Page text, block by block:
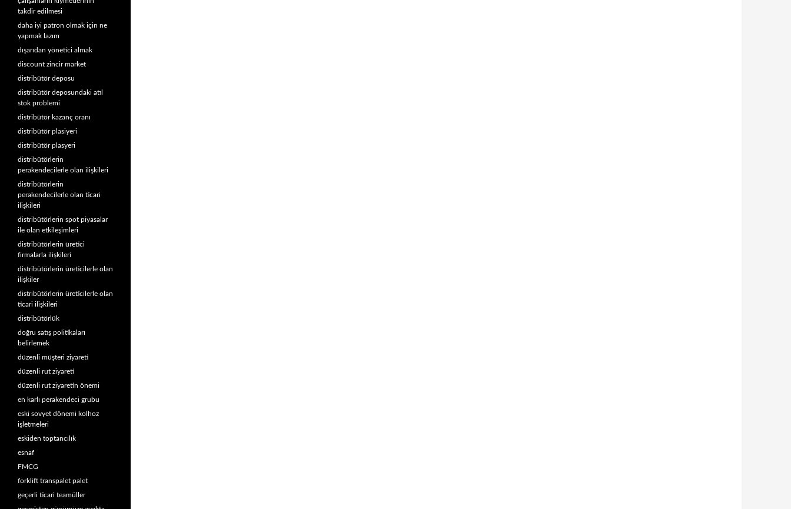
takdir edilmesi
daha iyi patron olmak için ne
yapmak lazım
dışarıdan yönetici almak
discount zincir market
distribütör deposu
distribütör deposundaki atıl
stok problemi
distribütör kazanç oranı
distribütör plasiyeri
distribütör plasyeri
distribütörlerin
perakendecilerle olan ilişkileri
distribütörlerin
perakendecilerle olan ticari
ilişkileri
distribütörlerin spot piyasalar
ile olan etkileşimleri
distribütörlerin üretici
firmalarla ilişkileri
distribütörlerin üreticilerle olan
ilişkiler
distribütörlerin üreticilerle olan
ticari ilişkileri
distribütörlük
doğru satış politikaları
belirlemek
düzenli müşteri ziyareti
düzenli rut ziyareti
düzenli rut ziyaretin önemi
en karlı perakendeci grubu
eski sovyet dönemi kolhoz
işletmeleri
eskiden toptancılık
esnaf
FMCG
forklift transpalet palet
geçerli ticari teamüller